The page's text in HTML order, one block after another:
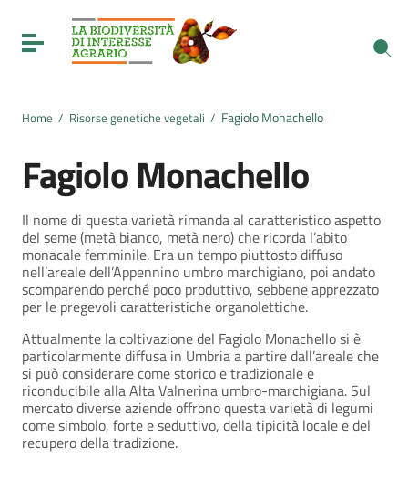
Vai al menu di navigazione
Vai al footer
Toggle navigation
Home / Risorse genetiche vegetali / Fagiolo Monachello
Fagiolo Monachello
Il nome di questa varietà rimanda al caratteristico aspetto
del seme (metà bianco, metà nero) che ricorda l’abito
monacale femminile. Era un tempo piuttosto diffuso
nell’areale dell’Appennino umbro marchigiano, poi andato
scomparendo perché poco produttivo, sebbene apprezzato
per le pregevoli caratteristiche organolettiche.
Attualmente la coltivazione del Fagiolo Monachello si è
particolarmente diffusa in Umbria a partire dall’areale che
si può considerare come storico e tradizionale e
riconducibile alla Alta Valnerina umbro-marchigiana. Sul
mercato diverse aziende offrono questa varietà di legumi
come simbolo, forte e seduttivo, della tipicità locale e del
recupero della tradizione.